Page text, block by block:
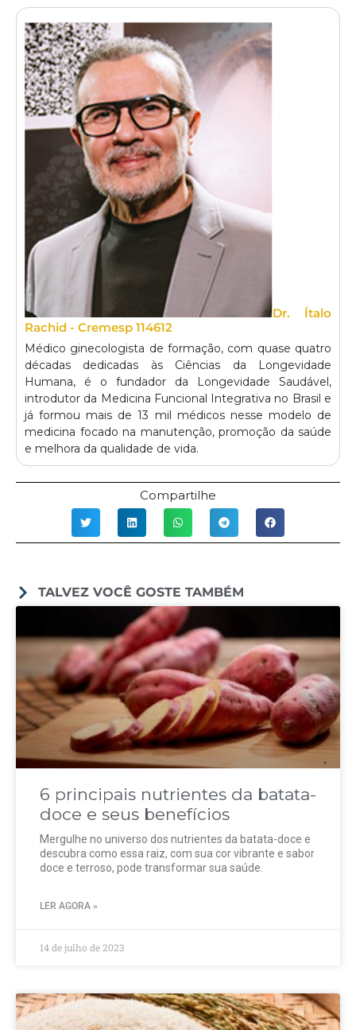
Dr. Ítalo
Rachid - Cremesp 114612
Médico ginecologista de formação, com quase quatro
décadas dedicadas às Ciências da Longevidade
Humana, é o fundador da Longevidade Saudável,
introdutor da Medicina Funcional Integrativa no Brasil e
já formou mais de 13 mil médicos nesse modelo de
medicina focado na manutenção, promoção da saúde
e melhora da qualidade de vida.
Compartilhe
TALVEZ VOCÊ GOSTE TAMBÉM
6 principais nutrientes da batata-
doce e seus benefícios
Mergulhe no universo dos nutrientes da batata-doce e
descubra como essa raiz, com sua cor vibrante e sabor
doce e terroso, pode transformar sua saúde.
LER AGORA »
14 de julho de 2023